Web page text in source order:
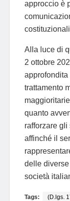
approccio è
Alla luce di
2 ottobre
approfondita
trattamento
quanto
rafforzare gli
affinché il
delle
società
Tags: (D.lgs.